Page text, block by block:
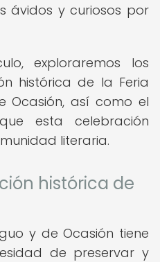
ávidos y curiosos por
exploraremos los
histórica de la Feria
Ocasión, así como el
esta celebración
literaria.
histórica de
y de Ocasión tiene
de preservar y